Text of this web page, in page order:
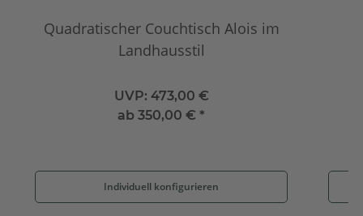
Quadratischer Couchtisch Alois im
Landhausstil
UVP: 473,00 €
ab350,00 € *
Individuell konfigurieren